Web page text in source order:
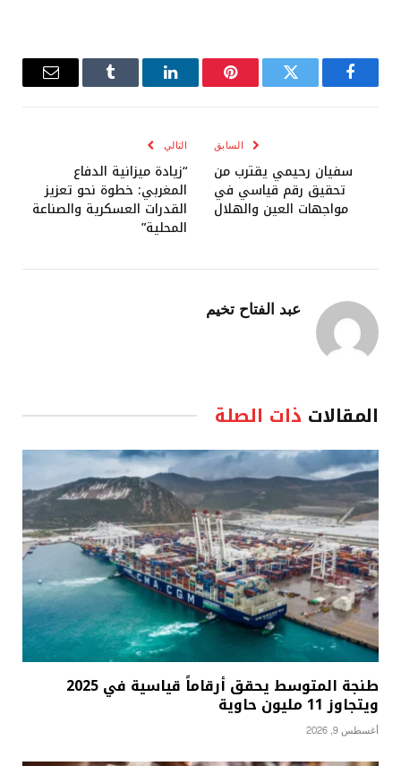
فيسبوك تويتر بينتيريستلينكدإن Tumblr
البريد
السابق
سفيان رحيمي يقترب من
تحقيق رقم قياسي في
مواجهات العين والهلال
التالي
“زيادة ميزانية الدفاع
المغربي: خطوة نحو تعزيز
القدرات العسكرية والصناعة
المحلية”
عبد الفتاح تخيم
المقالات ذات الصلة
طنجة المتوسط يحقق أرقاماً قياسية في 2025
ويتجاوز 11 مليون حاوية
أغسطس 9, 2026